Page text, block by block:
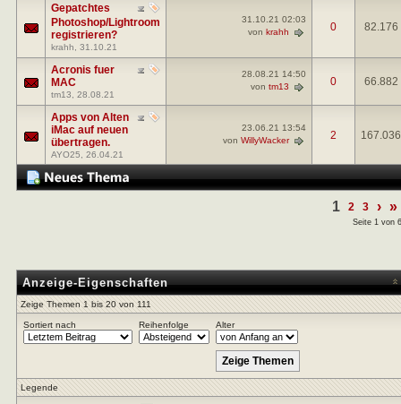
Gepatchtes
Photoshop/Lightroom
registrieren?
krahh , 31.10.21
31.10.21 02:03
von krahh 0 82.176
Acronis fuer
MAC
tm13 , 28.08.21
28.08.21 14:50
von tm13 0 66.882
Apps von Alten
iMac auf neuen
übertragen.
AYO25 , 26.04.21
23.06.21 13:54
von WillyWacker 2 167.036
1 2 3 › »
Seite 1 von 6
Anzeige-Eigenschaften
Zeige Themen 1 bis 20 von 111
Sortiert nach Reihenfolge Alter
Legende